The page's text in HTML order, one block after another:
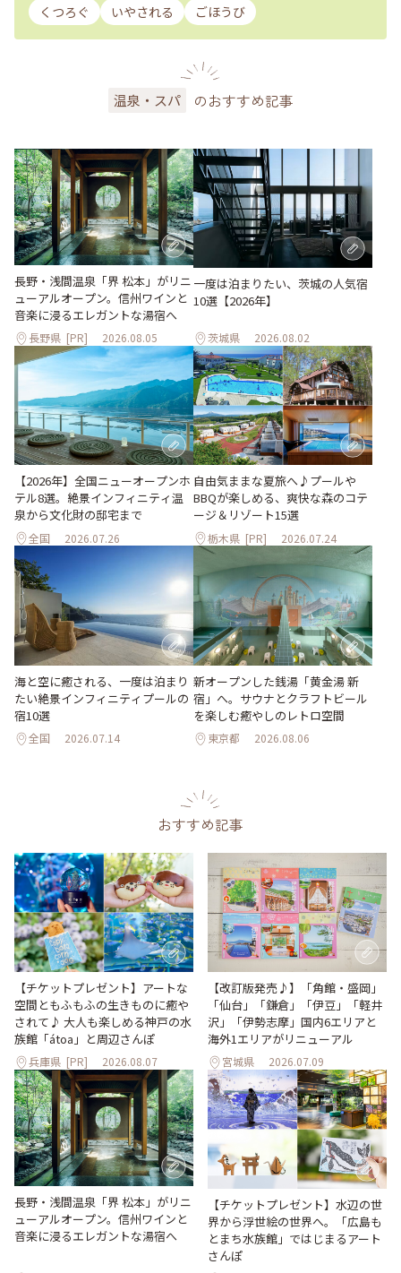
くつろぐ
いやされる ごほうび
温泉・スパ のおすすめ記事
長野・浅間温泉「界 松本」がリニ
ューアルオープン。信州ワインと
音楽に浸るエレガントな湯宿へ
長野県 [PR] 2026.08.05
一度は泊まりたい、茨城の人気宿
10選【2026年】
茨城県 2026.08.02
【2026年】全国ニューオープンホ
テル8選。絶景インフィニティ温
泉から文化財の邸宅まで
全国 2026.07.26
自由気ままな夏旅へ♪プールや
BBQが楽しめる、爽快な森のコテ
ージ＆リゾート15選
栃木県 [PR] 2026.07.24
海と空に癒される、一度は泊まり
たい絶景インフィニティプールの
宿10選
全国 2026.07.14
新オープンした銭湯「黄金湯 新
宿」へ。サウナとクラフトビール
を楽しむ癒やしのレトロ空間
東京都 2026.08.06
おすすめ記事
【チケットプレゼント】アートな
空間ともふもふの生きものに癒や
されて♪ 大人も楽しめる神戸の水
族館「átoa」と周辺さんぽ
兵庫県 [PR] 2026.08.07
【改訂版発売♪】「角館・盛岡」
「仙台」「鎌倉」「伊豆」「軽井
沢」「伊勢志摩」国内6エリアと
海外1エリアがリニューアル
宮城県 2026.07.09
長野・浅間温泉「界 松本」がリニ
ューアルオープン。信州ワインと
音楽に浸るエレガントな湯宿へ
【チケットプレゼント】水辺の世
界から浮世絵の世界へ。「広島も
とまち水族館」ではじまるアート
さんぽ